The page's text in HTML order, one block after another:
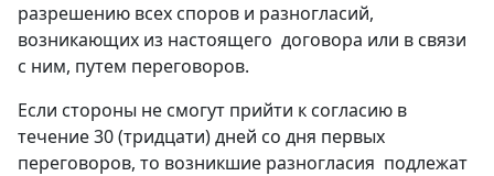
разрешению всех споров и разногласий,
возникающих из настоящего договора или в связи
с ним, путем переговоров.
Если стороны не смогут прийти к согласию в
течение 30 (тридцати) дней со дня первых
переговоров, то возникшие разногласия подлежат